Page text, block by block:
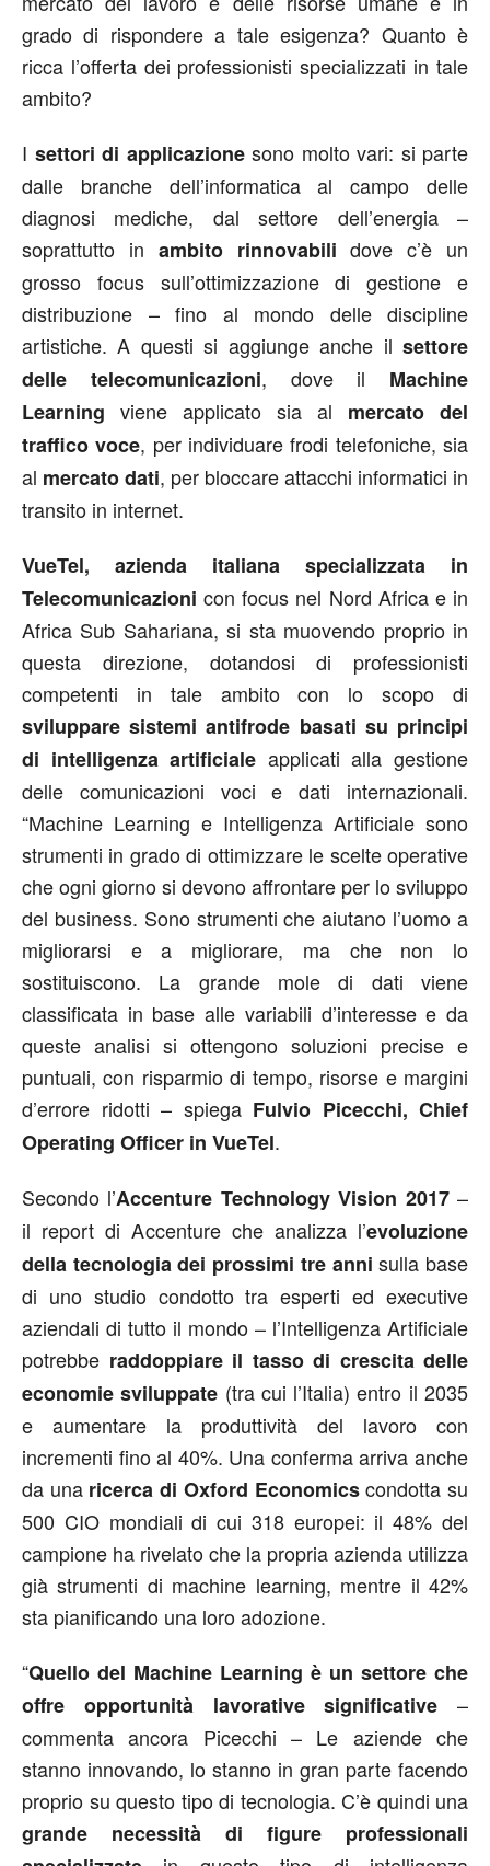
grado di rispondere a tale esigenza? Quanto è
ricca l’offerta dei professionisti specializzati in tale
ambito?
I settori di applicazionesono molto vari: si parte
dalle branche dell’informatica al campo delle
diagnosi mediche, dal settore dell’energia –
soprattutto in ambito rinnovabili dove c’è un
grosso focus sull’ottimizzazione di gestione e
distribuzione – fino al mondo delle discipline
artistiche. A questi si aggiunge anche il settore
delle telecomunicazioni, dove il Machine
Learning viene applicato sia al mercato del
traffico voce, per individuare frodi telefoniche, sia
al mercato dati, per bloccare attacchi informatici in
transito in internet.
VueTel, azienda italiana specializzata in
Telecomunicazioni con focus nel Nord Africa e in
Africa Sub Sahariana, si sta muovendo proprio in
questa direzione, dotandosi di professionisti
competenti in tale ambito con lo scopo di
sviluppare sistemi antifrode basati su principi
di intelligenza artificiale applicati alla gestione
delle comunicazioni voci e dati internazionali.
“Machine Learning e Intelligenza Artificiale sono
strumenti in grado di ottimizzare le scelte operative
che ogni giorno si devono affrontare per lo sviluppo
del business. Sono strumenti che aiutano l’uomo a
migliorarsi e a migliorare, ma che non lo
sostituiscono. La grande mole di dati viene
classificata in base alle variabili d’interesse e da
queste analisi si ottengono soluzioni precise e
puntuali, con risparmio di tempo, risorse e margini
d’errore ridotti – spiega Fulvio Picecchi, Chief
Operating Officer in VueTel.
Secondo l’Accenture Technology Vision 2017–
il report di Accenture che analizza l’evoluzione
della tecnologia dei prossimi tre anni sulla base
di uno studio condotto tra esperti ed executive
aziendali di tutto il mondo – l’Intelligenza Artificiale
potrebbe raddoppiare il tasso di crescita delle
economie sviluppate (tra cui l’Italia) entro il 2035
e aumentare la produttività del lavoro con
incrementi fino al 40%. Una conferma arriva anche
da una ricerca di Oxford Economicscondotta su
500 CIO mondiali di cui 318 europei: il 48% del
campione ha rivelato che la propria azienda utilizza
già strumenti di machine learning, mentre il 42%
sta pianificando una loro adozione.
“Quello del Machine Learning è un settore che
offre opportunità lavorative significative –
commenta ancora Picecchi – Le aziende che
stanno innovando, lo stanno in gran parte facendo
proprio su questo tipo di tecnologia. C’è quindi una
grande necessità di figure professionali